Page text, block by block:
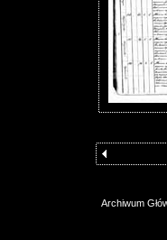
Archiwum